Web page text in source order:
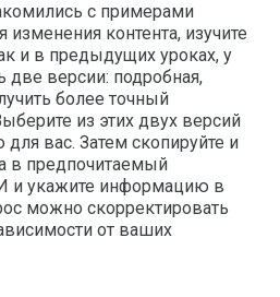
с примерами
контента, изучите
и в предыдущих уроках, у
две версии: подробная,
более точный
из этих двух версий
вас. Затем скопируйте и
в предпочитаемый
и укажите информацию в
можно скорректировать
от ваших